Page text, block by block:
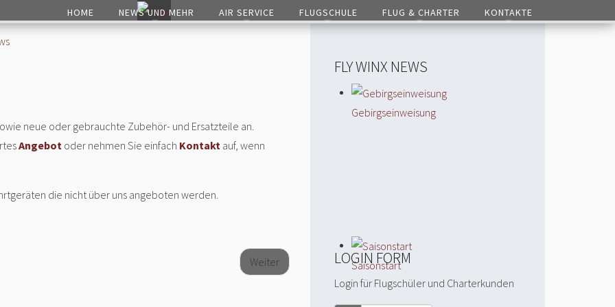
HOME NEWS UND MEHR AIR SERVICE FLUGSCHULE FLUG & CHARTER KONTAKTE
FLY WINX NEWS
Gebirgseinweisung
Saisonstart
LOGIN FORM
Login für Flugschüler und Charterkunden
neue oder gebrauchte Zubehör- und Ersatzteile an.
Angebot oder nehmen Sie einfach Kontakt auf, wenn
die nicht über uns angeboten werden.
Weiter